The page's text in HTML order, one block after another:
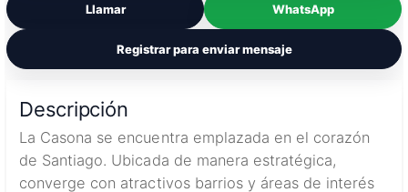
Llamar WhatsApp
Registrar para enviar mensaje
Descripción
La Casona se encuentra emplazada en el corazón
de Santiago. Ubicada de manera estratégica,
converge con atractivos barrios y áreas de interés